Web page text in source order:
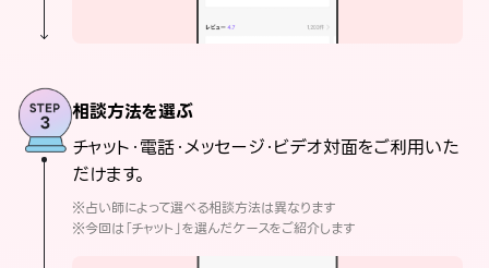
相談方法を選ぶ
チャット・電話・メッセージ・ビデオ対面をご利用いた
だけます。
※占い師によって選べる相談方法は異なります
※今回は「チャット」を選んだケースをご紹介します